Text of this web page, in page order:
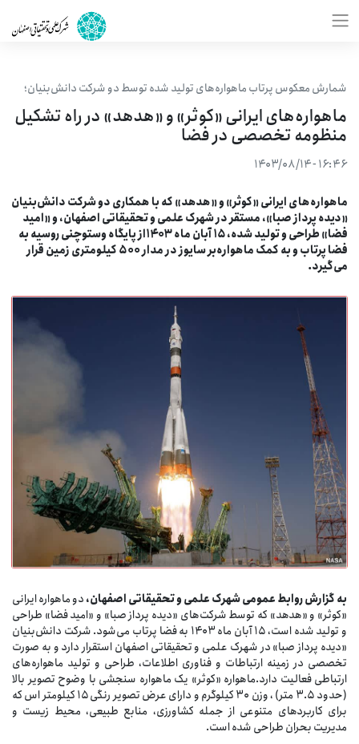
شمارش معکوس پرتاب ماهواره‌های تولید شده توسط دو شرکت دانش‌بنیان؛
ماهواره‌های ایرانی «کوثر» و «هدهد» در راه تشکیل
منظومه تخصصی در فضا
۱۶:۴۶ - ۱۴۰۳/۰۸/۱۴
ایرانی «کوثر» و «هدهد» که با همکاری دو شرکت دانش‌بنیان
پرداز صبا»، مستقر در شهرک علمی و تحقیقاتی اصفهان، و «امید
فضا» طراحی و تولید شده، ۱۵ آبان ماه ۱۴۰۳از پایگاه وستوچنی روسیه به
فضا پرتاب و به کمک ماهواره‌بر سایوز در مدار ۵۰۰ کیلومتری زمین قرار
به گزارش روابط عمومی شهرک علمی و تحقیقاتی اصفهان،دو ماهواره ایرانی
«کوثر» و «هدهد» که توسط شرکت‌های «دیده پرداز صبا» و «امید فضا» طراحی
و تولید شده است، ۱۵ آبان ماه ۱۴۰۳ به فضا پرتاب می‌شود. شرکت دانش‌بنیان
«دیده پرداز صبا» در شهرک علمی و تحقیقاتی اصفهان استقرار دارد و به صورت
تخصصی در زمینه ارتباطات و فناوری اطلاعات، طراحی و تولید ماهواره‌های
ارتباطی فعالیت دارد.ماهواره «کوثر» یک ماهواره سنجشی با وضوح تصویر بالا
(حدود ۳.۵ متر) ، وزن ۳۰ کیلوگرم و دارای عرض تصویر رنگی ۱۵ کیلومتر اس که
برای کاربردهای متنوعی از جمله کشاورزی، منابع طبیعی، محیط زیست و
مدیریت بحران طراحی شده است.